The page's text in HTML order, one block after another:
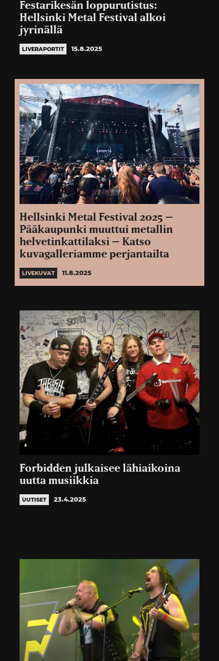
Festarikesän loppurutistus:
Hellsinki Metal Festival alkoi
jyrinällä
LIVERAPORTIT 15.8.2025
Hellsinki Metal Festival 2025 –
Pääkaupunki muuttui metallin
helvetinkattilaksi – Katso
kuvagalleriamme perjantailta
LIVEKUVAT 11.8.2025
Forbidden julkaisee lähiaikoina
uutta musiikkia
UUTISET 23.4.2025